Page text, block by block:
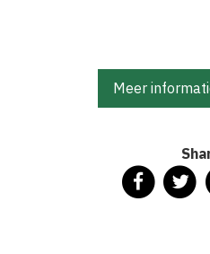
Meer